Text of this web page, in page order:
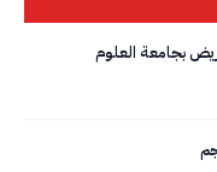
بجامعة العلوم